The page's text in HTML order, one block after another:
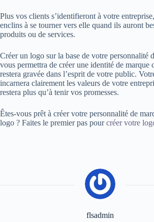
Plus vos clients s’identifieront à votre
enclins à se tourner vers elle quand ils auront
produits ou de services.
Créer un logo sur la base de votre personnalité
vous permettra de créer une identité de marque
restera gravée dans l’esprit de votre public.
incarnera clairement les valeurs de votre
restera plus qu’à tenir vos promesses.
Êtes-vous prêt à créer votre personnalité de
logo ? Faites le premier pas pourcréer votre
flsadmin